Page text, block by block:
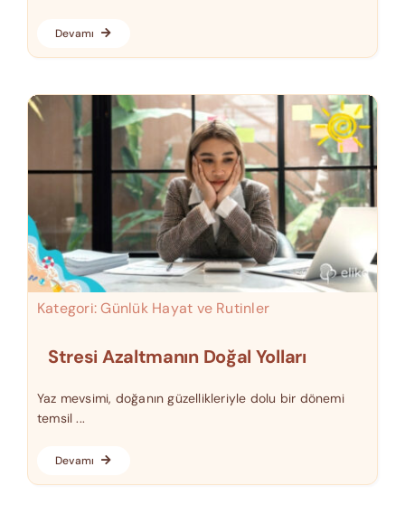
Devamı
Kategori:Günlük Hayat ve Rutinler
Stresi Azaltmanın Doğal Yolları
Yaz mevsimi, doğanın güzellikleriyle dolu bir dönemi
temsil ...
Devamı